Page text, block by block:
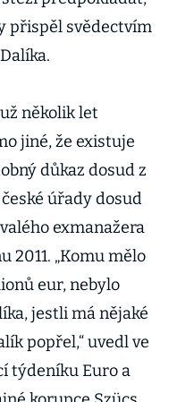
přispěl svědectvím
několik let
jiné, že existuje
důkaz dosud z
úřady dosud
exmanažera
2011. „Komu mělo
eur, nebylo
jestli má nějaké
popřel,“ uvedl ve
týdeníku Euro a